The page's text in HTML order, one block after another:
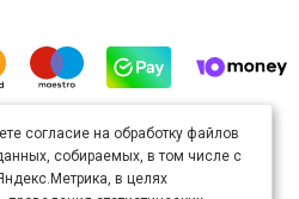
доступно полицензии Creative
(«Атрибуция») 4.0
.
согласие на обработку файлов
собираемых, в том числе с
в целях